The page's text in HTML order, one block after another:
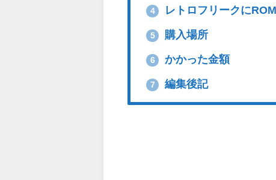
4 レトロフリークに
5 購入場所
6 かかった金額
7 編集後記